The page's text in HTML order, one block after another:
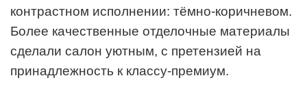
контрастном исполнении: тёмно-коричневом.
Более качественные отделочные материалы
сделали салон уютным, с претензией на
принадлежность к классу-премиум.